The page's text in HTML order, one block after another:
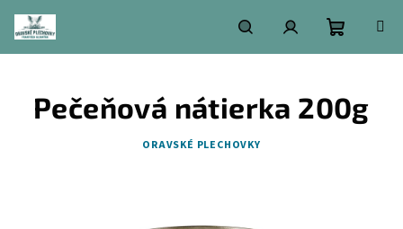
obsah
HľadaťPrihlásenie
košík
Pečeňová nátierka 200g
ORAVSKÉ PLECHOVKY